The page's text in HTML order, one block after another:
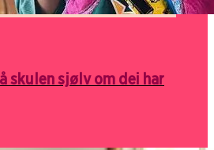
skulen sjølv om dei har